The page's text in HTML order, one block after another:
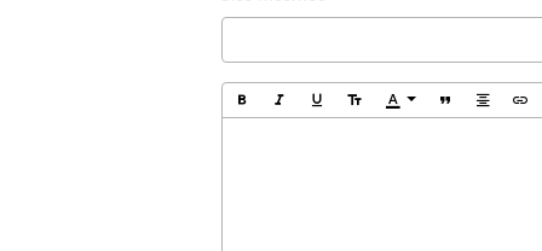
incarnent une énergie
collective.Février :